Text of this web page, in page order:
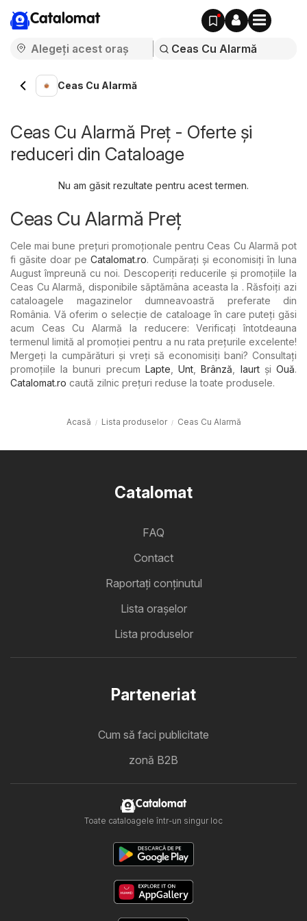
Catalomat
Ceas Cu Alarmă
Ceas Cu Alarmă Preț - Oferte și
reduceri din Cataloage
Nu am găsit rezultate pentru acest termen.
Ceas Cu Alarmă Preț
Cele mai bune prețuri promoționale pentru Ceas Cu Alarmă pot
fi găsite doar peCatalomat.ro. Cumpărați și economisiți în luna
August împreună cu noi. Descoperiți reducerile și promoțiile la
Ceas Cu Alarmă, disponibile săptămâna aceasta la . Răsfoiți azi
cataloagele magazinelor dumneavoastră preferate din
România. Vă oferim o selecție de cataloage în care puteți găsi
acum Ceas Cu Alarmă la reducere: Verificați întotdeauna
termenul limită al promoției pentru a nu rata prețurile excelente!
Mergeți la cumpărături și vreți să economisiți bani? Consultați
promoțiile la bunuri precum Lapte ,Unt ,Brânză IaurtşiOuă.
Catalomat.ro caută zilnic prețuri reduse la toate produsele.
Acasă Lista produselor Ceas Cu Alarmă
Catalomat
FAQ
Contact
Raportați conținutul
Lista oraşelor
Lista produselor
Parteneriat
Cum să faci publicitate
zonă B2B
Catalomat
Toate cataloagele într-un singur loc